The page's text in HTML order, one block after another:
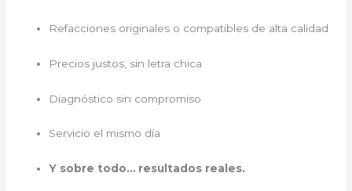
Refacciones originales o compatibles de alta calidad
Precios justos, sin letra chica
Diagnóstico sin compromiso
Servicio el mismo día
Y sobre todo… resultados reales.